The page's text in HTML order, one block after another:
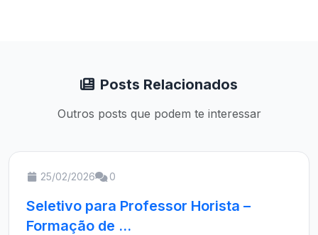
Posts Relacionados
Outros posts que podem te interessar
25/02/2026 0
Seletivo para Professor Horista –
Formação de ...